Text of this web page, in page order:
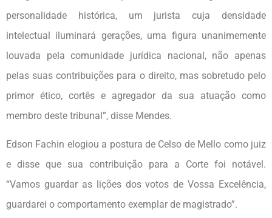
personalidade histórica, um jurista cuja densidade
intelectual iluminará gerações, uma figura unanimemente
louvada pela comunidade jurídica nacional, não apenas
pelas suas contribuições para o direito, mas sobretudo pelo
primor ético, cortês e agregador da sua atuação como
membro deste tribunal”, disse Mendes.
Edson Fachin elogiou a postura de Celso de Mello como juiz
e disse que sua contribuição para a Corte foi notável.
“Vamos guardar as lições dos votos de Vossa Excelência,
guardarei o comportamento exemplar de magistrado”.